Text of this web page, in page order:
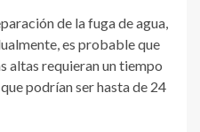
de la fuga de agua,
es probable que
altas requieran un tiempo
podrían ser hasta de 24